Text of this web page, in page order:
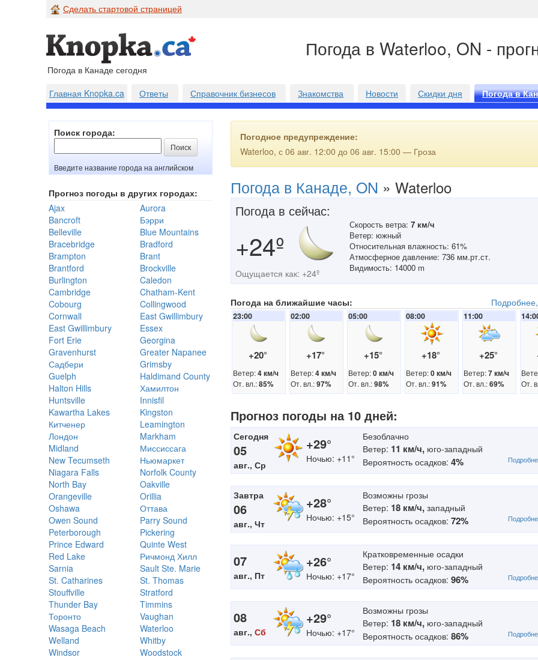
Сделать стартовой страницей
Пoгода в Канаде сегодня
Погода в Waterloo, ON -
Главная Knopka.ca Ответы Справочник бизнесов Знакомства Новости Скидки дня Погода в
Поиск города:
Введите название города на английском
Прогноз погоды в других городах:
Ajax
Aurora
Bancroft
Бэрри
Belleville
Blue Mountains
Bracebridge
Bradford
Brampton
Brant
Brantford
Brockville
Burlington
Caledon
Cambridge
Chatham-Kent
Cobourg
Collingwood
Cornwall
East Gwillimbury
East Gwillimbury
Essex
Fort Erie
Georgina
Gravenhurst
Greater Napanee
Садбери
Grimsby
Guelph
Haldimand County
Halton Hills
Хамилтон
Huntsville
Innisfil
Kawartha Lakes
Kingston
Китченер
Leamington
Лондон
Markham
Midland
Миссиссага
New Tecumseth
Ньюмаркет
Niagara Falls
Norfolk County
North Bay
Oakville
Orangeville
Orillia
Oshawa
Оттава
Owen Sound
Parry Sound
Peterborough
Pickering
Prince Edward
Quinte West
Red Lake
Ричмонд Хилл
Sarnia
Sault Ste. Marie
St. Catharines
St. Thomas
Stouffville
Stratford
Thunder Bay
Timmins
Торонто
Vaughan
Wasaga Beach
Waterloo
Welland
Whitby
Windsor
Woodstock
Погодное предупреждение:
Waterloo, с 06 авг. 12:00 до 06 авг. 15:00 — Гроза
Погода в Канаде, ON » Waterloo
Погода в сейчас:
+24º
Ощущается как: +24º
Скорость ветра: 7 км/ч
Ветер: южный
Относительная влажность: 61%
Атмосферное давление: 736 мм.рт.ст.
Видимость: 14000 m
Погода на ближайшие часы:
23:00
+20°
Ветер:4 км/ч
От. вл.:85%
02:00
+17°
Ветер:4 км/ч
От. вл.:97%
05:00
+15°
Ветер:0 км/ч
От. вл.:98%
08:00
+18°
Ветер:0 км/ч
От. вл.:91%
11:00
+25°
Ветер:7 км/ч
От. вл.:69%
От.
Прогноз погоды на 10 дней:
Сегодня
05
авг., Ср
+29°
Ночью: +11°
Безоблачно
Ветер: 11 км/ч, юго-западный
Вероятность осадков: 4%
Завтра
06
авг., Чт
+28°
Ночью: +15°
Возможны грозы
Ветер: 18 км/ч, западный
Вероятность осадков: 72%
07
авг., Пт
+26°
Ночью: +17°
Кратковременные осадки
Ветер: 14 км/ч, юго-западный
Вероятность осадков: 96%
08
авг., Сб
+29°
Ночью: +17°
Возможны грозы
Ветер: 18 км/ч, юго-западный
Вероятность осадков: 86%